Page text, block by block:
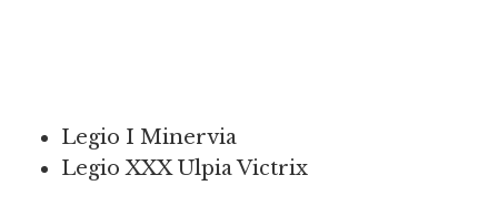
Legio I Minervia
Legio XXX Ulpia Victrix